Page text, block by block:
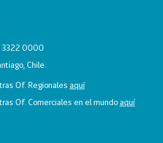
3322 0000
Chile.
Of. Regionales aquí
Of. Comerciales en el mundoaquí